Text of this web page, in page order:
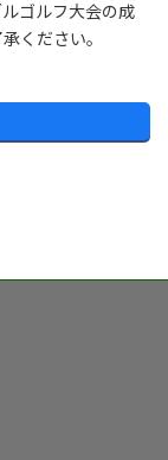
ゴルフ大会の成
ください。